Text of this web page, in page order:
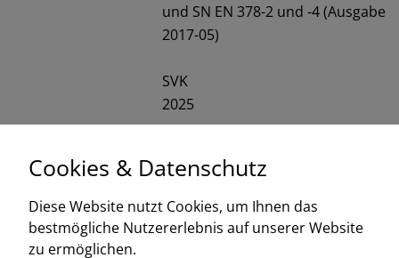
und SN EN 378-2 und -4 (Ausgabe
2017-05)
SVK
2025
Cookies & Datenschutz
Diese Website nutzt Cookies, um Ihnen das
bestmögliche Nutzererlebnis auf unserer Website
zu ermöglichen.